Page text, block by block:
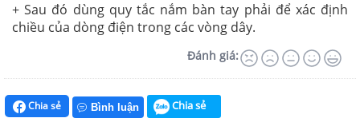
+ Sau đó dùng quy tắc nắm bàn tay phải để xác định
chiều của dòng điện trong các vòng dây.
Đánh giá:
Chia sẻ Bình luận Chia sẻ